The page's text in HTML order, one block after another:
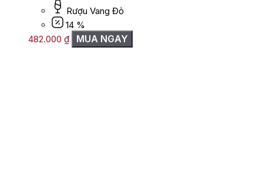
Rượu Vang Đỏ
14 %
482.000 ₫ MUA NGAY